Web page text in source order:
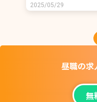
2025/05/29
昼職の求
無